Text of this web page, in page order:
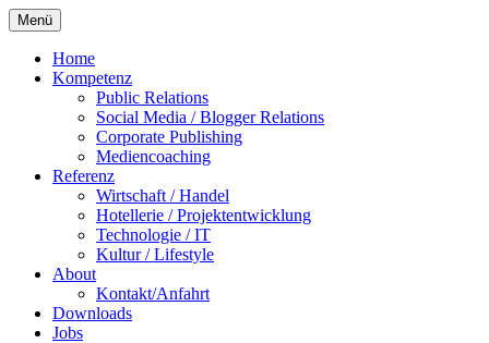
Menü Zum
Inhalt
springen
Home
Kompetenz
Public Relations
Social Media / Blogger Relations
Corporate Publishing
Mediencoaching
Referenz
Wirtschaft / Handel
Hotellerie / Projektentwicklung
Technologie / IT
Kultur / Lifestyle
About
Kontakt/Anfahrt
Downloads
Jobs